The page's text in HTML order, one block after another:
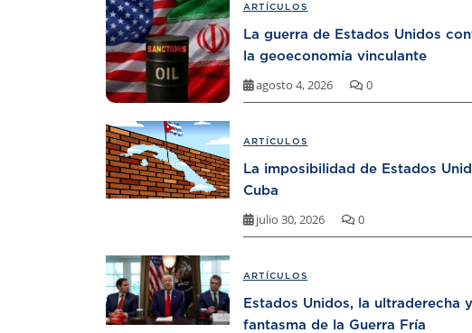
ARTÍCULOS
La guerra de Estados Unidos
la geoeconomía vinculante
agosto 4, 2026 0
ARTÍCULOS
La imposibilidad de Estados
Cuba
julio 30, 2026 0
ARTÍCULOS
Estados Unidos, la ultraderecha
fantasma de la Guerra Fría